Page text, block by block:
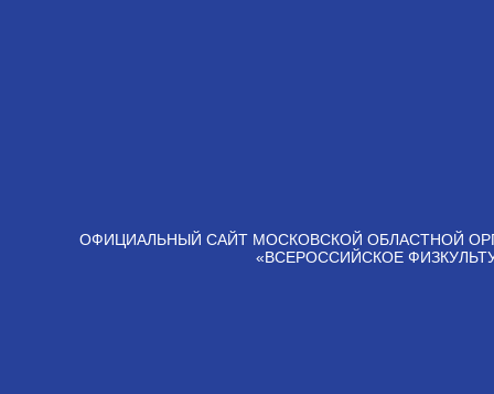
ОФИЦИАЛЬНЫЙ САЙТ МОСКОВСКОЙ ОБЛАСТНОЙ
«ВСЕРОССИЙСКОЕ